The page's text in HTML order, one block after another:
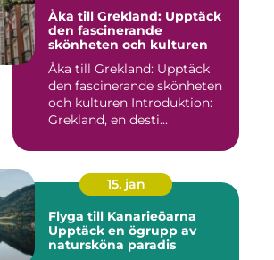
Åka till Grekland: Upptäck
den fascinerande
skönheten och kulturen
Åka till Grekland: Upptäck
den fascinerande skönheten
och kulturen Introduktion:
Grekland, en desti...
15. jan
Flyga till Kanarieöarna
Upptäck en ögrupp av
natursköna paradis